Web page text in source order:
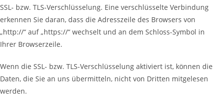
SSL- bzw. TLS-Verschlüsselung. Eine verschlüsselte Verbindung
erkennen Sie daran, dass die Adresszeile des Browsers von
„http://“ auf „https://“ wechselt und an dem Schloss-Symbol in
Ihrer Browserzeile.
Wenn die SSL- bzw. TLS-Verschlüsselung aktiviert ist, können die
Daten, die Sie an uns übermitteln, nicht von Dritten mitgelesen
werden.